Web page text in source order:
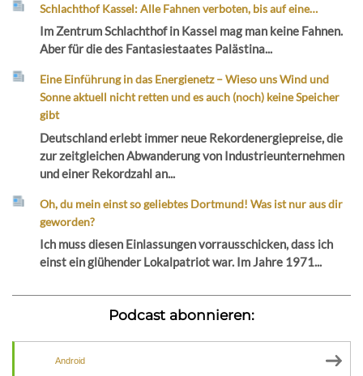
Schlachthof Kassel: Alle Fahnen verboten, bis auf eine…
Im Zentrum Schlachthof in Kassel mag man keine Fahnen.
Aber für die des Fantasiestaates Palästina...
Eine Einführung in das Energienetz – Wieso uns Wind und
Sonne aktuell nicht retten und es auch (noch) keine Speicher
gibt
Deutschland erlebt immer neue Rekordenergiepreise, die
zur zeitgleichen Abwanderung von Industrieunternehmen
und einer Rekordzahl an...
Oh, du mein einst so geliebtes Dortmund! Was ist nur aus dir
geworden?
Ich muss diesen Einlassungen vorrausschicken, dass ich
einst ein glühender Lokalpatriot war. Im Jahre 1971...
Podcast abonnieren:
Android